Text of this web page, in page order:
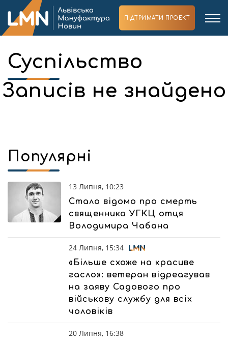
ПІДТРИМАТИ ПРОЕКТ
Суспільство
Записів не знайдено
Популярні
13 Липня, 10:23
Стало відомо про смерть
священника УГКЦ отця
Володимира Чабана
24 Липня, 15:34
«Більше схоже на красиве
гасло»: ветеран відреагував
на заяву Садового про
військову службу для всіх
чоловіків
20 Липня, 16:38